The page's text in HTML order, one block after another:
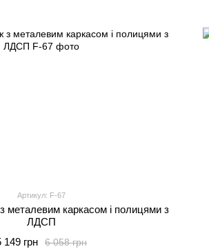
Артикул: F-67
металевим каркасом і полицями з
ЛДСП
6 058 грн
149 грн